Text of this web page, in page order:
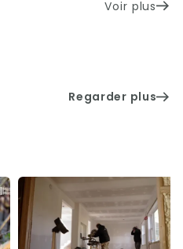
Voir plus
Regarder plus